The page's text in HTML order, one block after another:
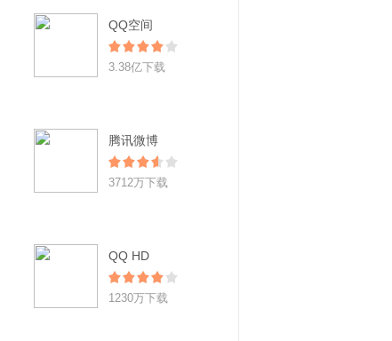
QQ空间
3.38亿下载
腾讯微博
3712万下载
QQ HD
1230万下载